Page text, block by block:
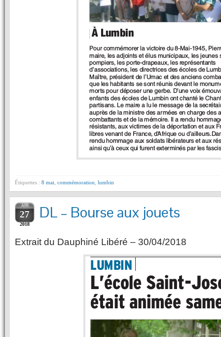
Étiquettes : 8 mai commémoration lumbin
APR
27
2018
DL – Bourse aux jouets
Extrait du Dauphiné Libéré – 30/04/2018